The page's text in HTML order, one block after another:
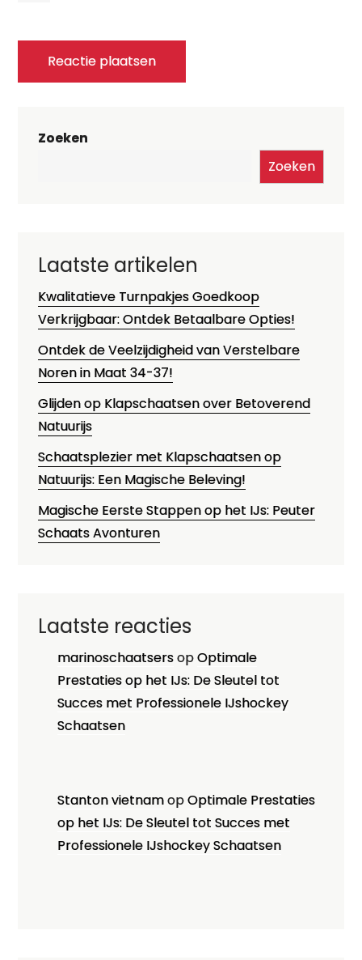
Zoeken
Zoeken
Laatste artikelen
Kwalitatieve Turnpakjes Goedkoop
Verkrijgbaar: Ontdek Betaalbare Opties!
Ontdek de Veelzijdigheid van Verstelbare
Noren in Maat 34-37!
Glijden op Klapschaatsen over Betoverend
Natuurijs
Schaatsplezier met Klapschaatsen op
Natuurijs: Een Magische Beleving!
Magische Eerste Stappen op het IJs: Peuter
Schaats Avonturen
Laatste reacties
marinoschaatsersopOptimale
Prestaties op het IJs: De Sleutel tot
Succes met Professionele IJshockey
Schaatsen
Stanton vietnamopOptimale Prestaties
op het IJs: De Sleutel tot Succes met
Professionele IJshockey Schaatsen